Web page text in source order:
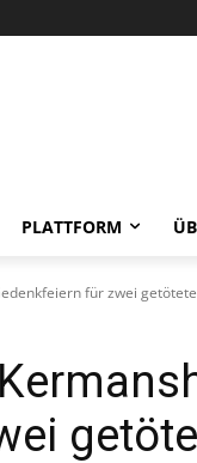
PLATTFORM
für zwei